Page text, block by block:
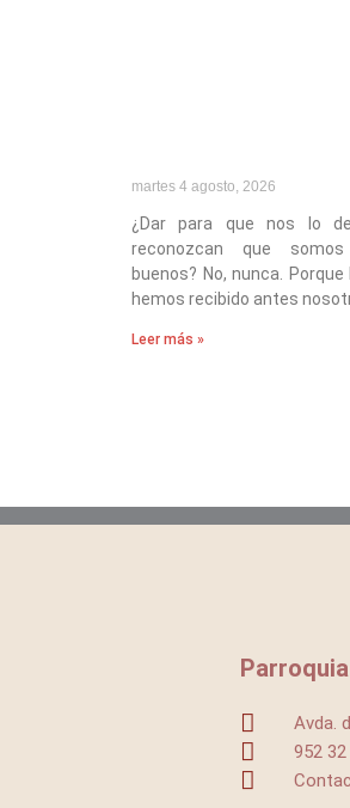
martes 4 agosto, 2026
¿Dar para que nos lo
reconozcan que
buenos? No, nunca.
hemos recibido antes
Leer más »
Avda.
952